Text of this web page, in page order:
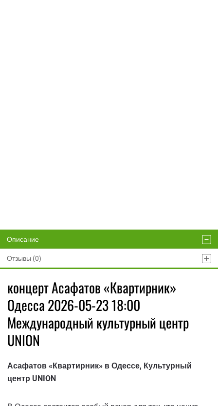
Описание
Отзывы (0)
концерт Асафатов «Квартирник»
Одесса 2026-05-23 18:00
Международный культурный центр
UNION
Асафатов «Квартирник» в Одессе, Культурный
центр UNION